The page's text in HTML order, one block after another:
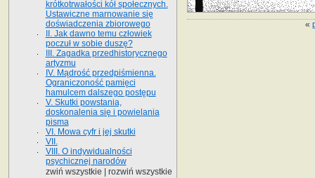
«
krótkotrwałości kół społecznych.
Ustawiczne marnowanie się
doświadczenia zbiorowego
II. Jak dawno temu człowiek
poczuł w sobie duszę?
III. Zagadka przedhistorycznego
artyzmu
IV. Mądrość przedpiśmienna.
Ograniczoność pamięci
hamulcem dalszego postępu
V. Skutki powstania,
doskonalenia się i powielania
pisma
VI. Mowa cyfr i jej skutki
VII.
VIII. O indywidualności
psychicznej narodów
zwiń wszystkie
rozwiń wszystkie